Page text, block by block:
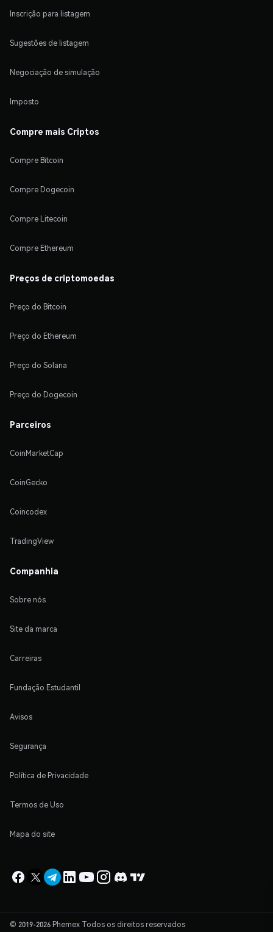
Inscrição para listagem
Sugestões de listagem
Negociação de simulação
Imposto
Compre mais Criptos
Compre Bitcoin
Compre Dogecoin
Compre Litecoin
Compre Ethereum
Preços de criptomoedas
Preço do Bitcoin
Preço do Ethereum
Preço do Solana
Preço do Dogecoin
Parceiros
CoinMarketCap
CoinGecko
Coincodex
TradingView
Companhia
Sobre nós
Site da marca
Carreiras
Fundação Estudantil
Avisos
Segurança
Política de Privacidade
Termos de Uso
Mapa do site
© 2019-2026 Phemex Todos os direitos reservados